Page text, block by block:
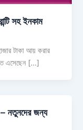
সহ ইনকাম
টাকা আয় করার
এসেছেন […]
– নতুনদের জন্য